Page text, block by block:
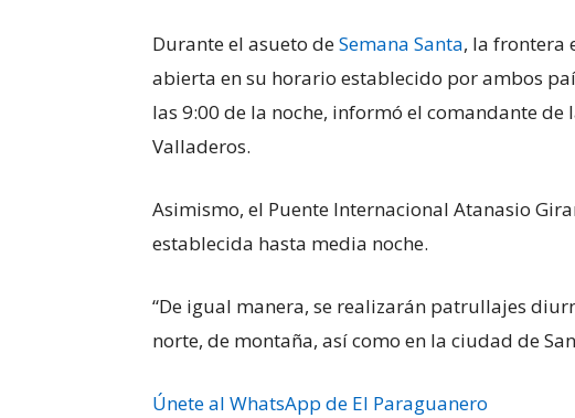
Durante el asueto deSemana Santa, la frontera
abierta en su horario establecido por ambos
las 9:00 de la noche, informó el comandante de
Valladeros.
Asimismo, el Puente Internacional Atanasio
establecida hasta media noche.
“De igual manera, se realizarán patrullajes
norte, de montaña, así como en la ciudad de
Únete al WhatsApp de El Paraguanero